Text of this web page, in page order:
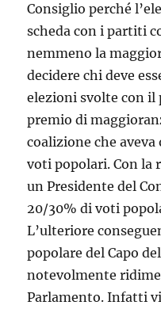
Consiglio perché
scheda con i partiti
nemmeno la
decidere chi deve
elezioni svolte con il
premio di
coalizione che
voti popolari. Con la
un Presidente del
20/30% di voti
L’ulteriore
popolare del Capo
notevolmente
Parlamento. Infatti